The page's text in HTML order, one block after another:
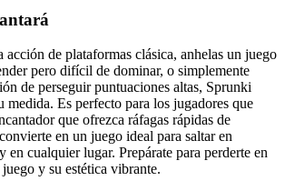
acción de plataformas clásica, anhelas un juego
pero difícil de dominar, o simplemente
de perseguir puntuaciones altas, Sprunki
medida. Es perfecto para los jugadores que
que ofrezca ráfagas rápidas de
en un juego ideal para saltar en
en cualquier lugar. Prepárate para perderte en
y su estética vibrante.